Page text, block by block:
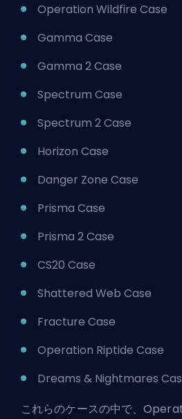
Operation Wildfire Case
Gamma Case
Gamma 2 Case
Spectrum Case
Spectrum 2 Case
Horizon Case
Danger Zone Case
Prisma Case
Prisma 2 Case
CS20 Case
Shattered Web Case
Fracture Case
Operation Riptide Case
Dreams & Nightmares
これらのケースの中で、